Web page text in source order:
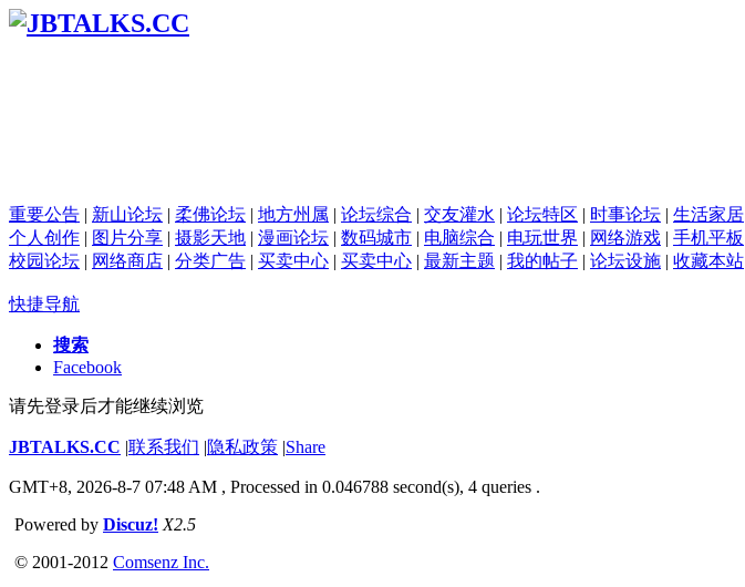
重要公告 | 新山论坛 | 柔佛论坛 | 地方州属 | 论坛综合 | 交友灌水 | 论坛特区 | 时事论坛 | 生活家居
个人创作 | 图片分享 | 摄影天地 | 漫画论坛 | 数码城市 | 电脑综合 | 电玩世界 | 网络游戏 | 手机平板
校园论坛 | 网络商店 | 分类广告 | 买卖中心 | 买卖中心 | 最新主题 | 我的帖子 | 论坛设施 | 收藏本站
快捷导航
搜索
Facebook
请先登录后才能继续浏览
JBTALKS.CC |联系我们 |隐私政策 |Share
GMT+8, 2026-8-7 07:48 AM , Processed in 0.046788 second(s), 4 queries .
Powered by Discuz! X2.5
© 2001-2012 Comsenz Inc.